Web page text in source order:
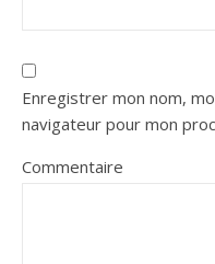
Enregistrer mon nom,
navigateur pour mon
Commentaire